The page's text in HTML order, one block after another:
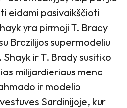
eidami pasivaikščioti
yra pirmoji T. Brady
Brazilijos supermodeliu
ir T. Brady susitiko
milijardieriaus meno
ir modelio
Sardinijoje, kur